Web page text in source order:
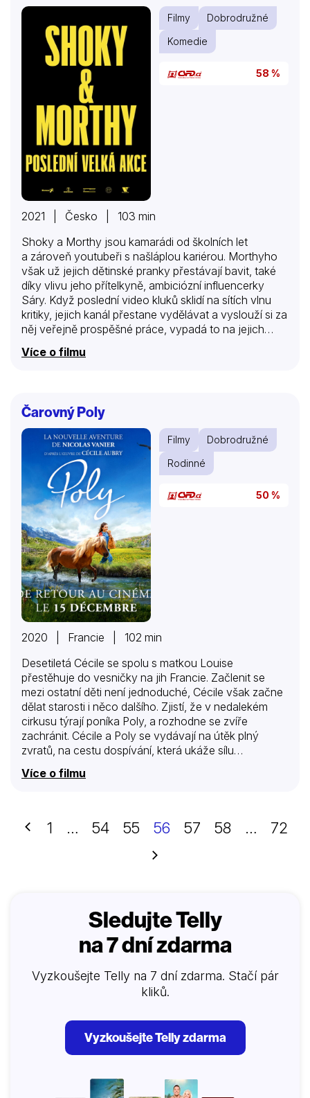
Filmy
Dobrodružné
Komedie
58 %
2021 | Česko | 103 min
Shoky a Morthy jsou kamarádi od školních let
a zároveň youtubeři s našláplou kariérou. Morthyho
však už jejich dětinské pranky přestávají bavit, také
díky vlivu jeho přítelkyně, ambiciózní influencerky
Sáry. Když poslední video kluků sklidí na sítích vlnu
kritiky, jejich kanál přestane vydělávat a vyslouží si za
něj veřejně prospěšné práce, vypadá to na jejich
youtuberskou pověst, je společný plán na „poslední
youtuber) Radomil se vydávají po dálnici D1 na
divokou jízdu vstříc objasnění záhady Devíti křížů.
Více o filmu
Čarovný Poly
Filmy
Dobrodružné
Rodinné
50 %
2020 | Francie | 102 min
Desetiletá Cécile se spolu s matkou Louise
přestěhuje do vesničky na jih Francie. Začlenit se
mezi ostatní děti není jednoduché, Cécile však začne
dělat starosti i něco dalšího. Zjistí, že v nedalekém
cirkusu týrají poníka Poly, a rozhodne se zvíře
zachránit. Cécile a Poly se vydávají na útěk plný
zvratů, na cestu dospívání, která ukáže sílu
skutečného přátelství…
Více o filmu
Předchozí
1 … 54 55 56 57 58 …
72
Další
Sledujte Telly
na 7 dní zdarma
Vyzkoušejte Telly na 7 dní zdarma. Stačí pár
kliků.
Vyzkoušejte Telly zdarma